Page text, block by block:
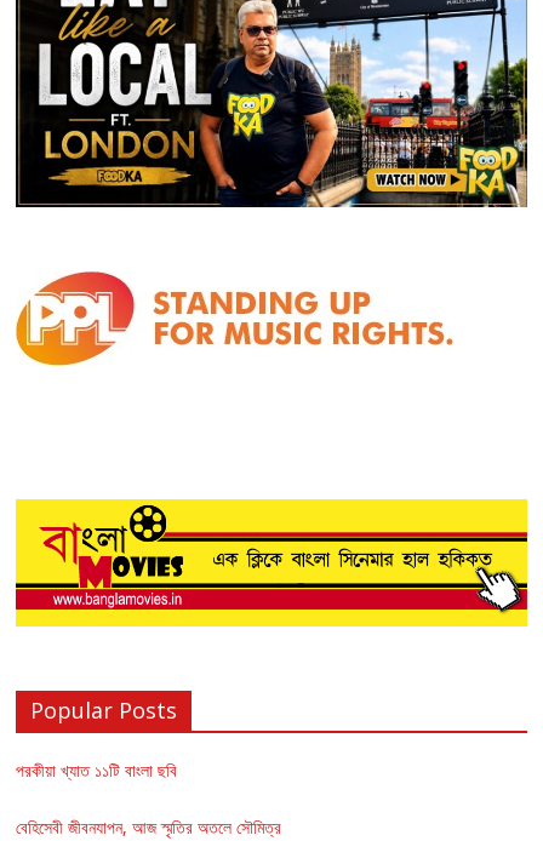
Popular Posts
পরকীয়া খ্যাত ১১টি বাংলা ছবি
বেহিসেবী জীবনযাপন, আজ স্মৃতির অতলে সৌমিত্র